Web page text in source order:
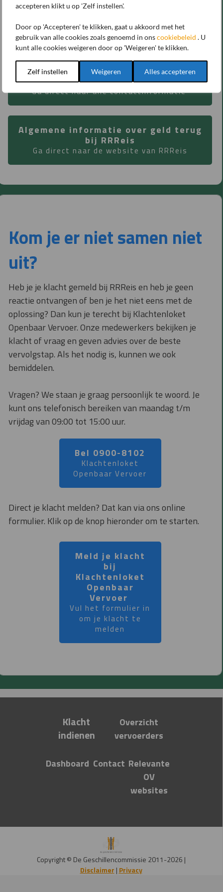
accepteren klikt u op 'Zelf instellen'.
Door op 'Accepteren' te klikken, gaat u akkoord met het
gebruik van alle cookies zoals genoemd in onscookiebeleid . U
kunt alle cookies weigeren door op 'Weigeren' te klikken.
Zelf instellen Weigeren Alles accepteren
informatie over geld terug bij RRReis? Klik dan op de
knop voor meer algemene informatie.
Contactgegevens klantenservice
RRReis
Ga direct naar alle contactinformatie
Algemene informatie over geld terug
bij RRReis
Ga direct naar de website van RRReis
Kom je er niet samen niet
uit?
Heb je je klacht gemeld bij RRReis en heb je geen
reactie ontvangen of ben je het niet eens met de
oplossing? Dan kun je terecht bij Klachtenloket
Openbaar Vervoer. Onze medewerkers bekijken je
klacht of vraag en geven advies over de beste
vervolgstap. Als het nodig is, kunnen we ook
bemiddelen.
Vragen? We staan je graag persoonlijk te woord. Je
kunt ons telefonisch bereiken van maandag t/m
vrijdag van 09:00 tot 15:00 uur.
Bel 0900-8102
Klachtenloket
Openbaar Vervoer
Direct je klacht melden? Dat kan via ons online
formulier. Klik op de knop hieronder om te starten.
Meld je klacht
bij
Klachtenloket
Openbaar
Vervoer
Vul het formulier in
om je klacht te
melden
Klacht
indienen
Overzicht
vervoerders
Dashboard Contact Relevante
OV
websites
Copyright © De Geschillencommissie 2011-2026 |
Disclaimer | Privacy